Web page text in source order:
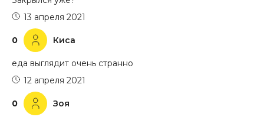
0 Киса
13 апреля 2021
еда выглядит очень странно
0 Зоя
12 апреля 2021